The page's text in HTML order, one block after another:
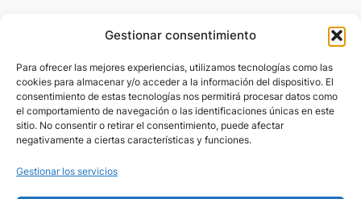
Gestionar consentimiento
Para ofrecer las mejores experiencias, utilizamos tecnologías como las
cookies para almacenar y/o acceder a la información del dispositivo. El
consentimiento de estas tecnologías nos permitirá procesar datos como
el comportamiento de navegación o las identificaciones únicas en este
sitio. No consentir o retirar el consentimiento, puede afectar
negativamente a ciertas características y funciones.
Gestionar los servicios
Cuidadora de gatos a domicilio Barcelona y
alrededores
Inicio
Información